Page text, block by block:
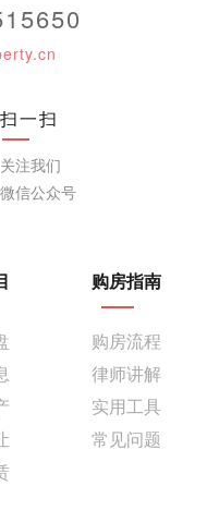
扫一扫
关注我们
微信公众号
购房指南
购房流程
律师讲解
实用工具
常见问题